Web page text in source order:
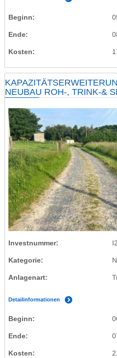
Beginn
Ende
Kosten
NEUBAU ROH-, TRINK-&
Investnummer
Kategorie
Anlagenart
Detailinformationen
Beginn
Ende
Kosten